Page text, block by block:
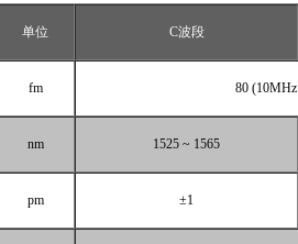
单位 C波段
fm 80
nm 1525 ~ 1565
pm ±1